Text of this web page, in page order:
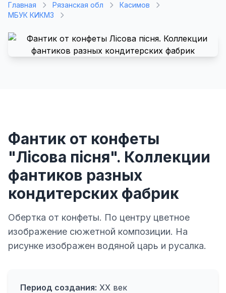
Главная Рязанская обл
Касимов
МБУК КИКМЗ
Фантик от конфеты
"Лiсова пiсня". Коллекции
фантиков разных
кондитерских фабрик
Обертка от конфеты. По центру цветное
изображение сюжетной композиции. На
рисунке изображен водяной царь и русалка.
Период создания: XX век